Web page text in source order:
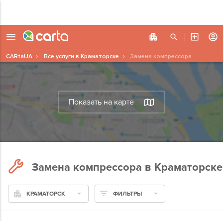
Показать на карте
CARtaUA Все услуги в Краматорске Замена компрессора
Замена компрессора в Краматорске
КРАМАТОРСК ФИЛЬТРЫ